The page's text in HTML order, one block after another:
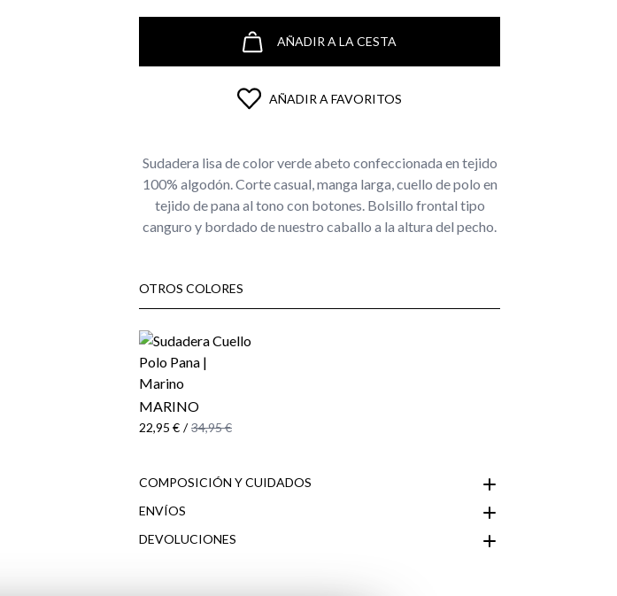
AÑADIR A LA CESTA
AÑADIR A FAVORITOS
Sudadera lisa de color verde abeto confeccionada en tejido
100% algodón. Corte casual, manga larga, cuello de polo en
tejido de pana al tono con botones. Bolsillo frontal tipo
canguro y bordado de nuestro caballo a la altura del pecho.
OTROS COLORES
MARINO
22,95 € / 34,95 €
COMPOSICIÓN Y CUIDADOS
ENVÍOS
DEVOLUCIONES